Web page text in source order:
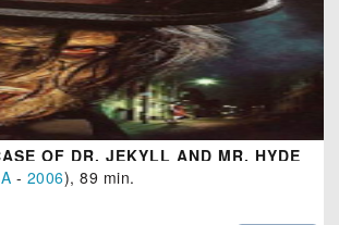
OF DR. JEKYLL AND MR. HYDE
- 2006), 89 min.